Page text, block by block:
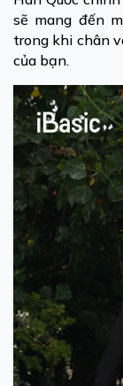
sẽ mang đến
trong khi chân
của bạn.